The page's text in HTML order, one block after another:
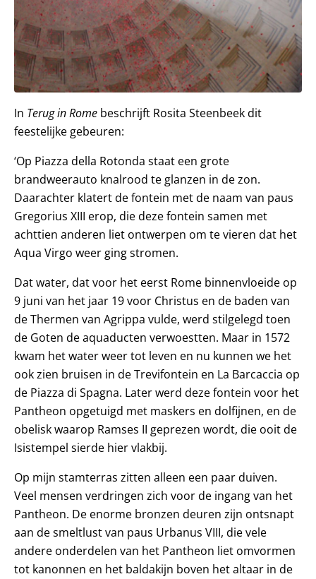
In Terug in Rome beschrijft Rosita Steenbeek dit
feestelijke gebeuren:
‘Op Piazza della Rotonda staat een grote
brandweerauto knalrood te glanzen in de zon.
Daarachter klatert de fontein met de naam van paus
Gregorius XIII erop, die deze fontein samen met
achttien anderen liet ontwerpen om te vieren dat het
Aqua Virgo weer ging stromen.
Dat water, dat voor het eerst Rome binnenvloeide op
9 juni van het jaar 19 voor Christus en de baden van
de Thermen van Agrippa vulde, werd stilgelegd toen
de Goten de aquaducten verwoestten. Maar in 1572
kwam het water weer tot leven en nu kunnen we het
ook zien bruisen in de Trevifontein en La Barcaccia op
de Piazza di Spagna. Later werd deze fontein voor het
Pantheon opgetuigd met maskers en dolfijnen, en de
obelisk waarop Ramses II geprezen wordt, die ooit de
Isistempel sierde hier vlakbij.
Op mijn stamterras zitten alleen een paar duiven.
Veel mensen verdringen zich voor de ingang van het
Pantheon. De enorme bronzen deuren zijn ontsnapt
aan de smeltlust van paus Urbanus VIII, die vele
andere onderdelen van het Pantheon liet omvormen
tot kanonnen en het baldakijn boven het altaar in de